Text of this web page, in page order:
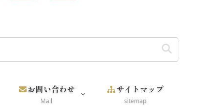
お問い合わせ
Mail
サイトマップ
sitemap